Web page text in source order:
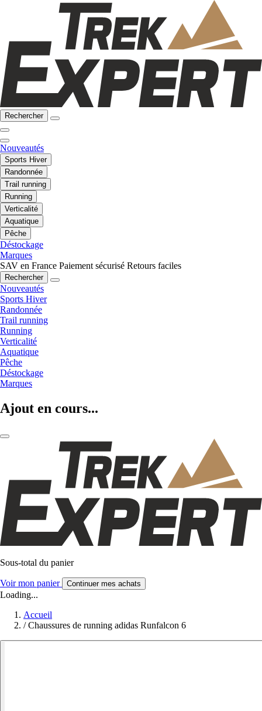
Rechercher
Nouveautés
Sports Hiver
Randonnée
Trail running
Running
Verticalité
Aquatique
Pêche
Déstockage
Marques
SAV en France Paiement sécurisé Retours faciles
Rechercher
Nouveautés
Sports Hiver
Randonnée
Trail running
Running
Verticalité
Aquatique
Pêche
Déstockage
Marques
Ajout en cours...
Sous-total du panier
Voir mon panier Continuer mes achats
Loading...
Accueil
/ Chaussures de running adidas Runfalcon 6